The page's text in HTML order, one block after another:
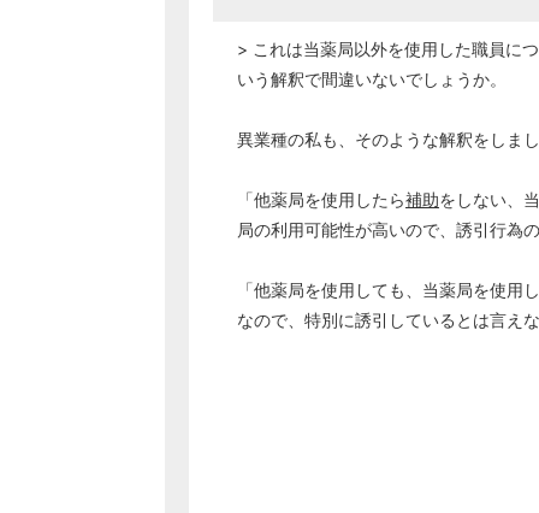
> これは当薬局以外を使用した職員に
いう解釈で間違いないでしょうか。
異業種の私も、そのような解釈をしま
「他薬局を使用したら補助をしない、
局の利用可能性が高いので、誘引行為
「他薬局を使用しても、当薬局を使用
なので、特別に誘引しているとは言え